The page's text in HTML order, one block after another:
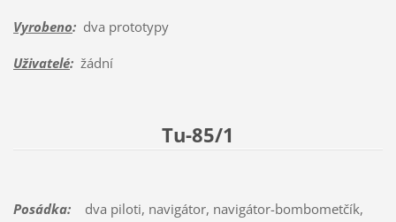
Vyrobeno:dva prototypy
Uživatelé:žádní
Tu-85/1
Posádka:dva piloti, navigátor, navigátor-bombometčík,